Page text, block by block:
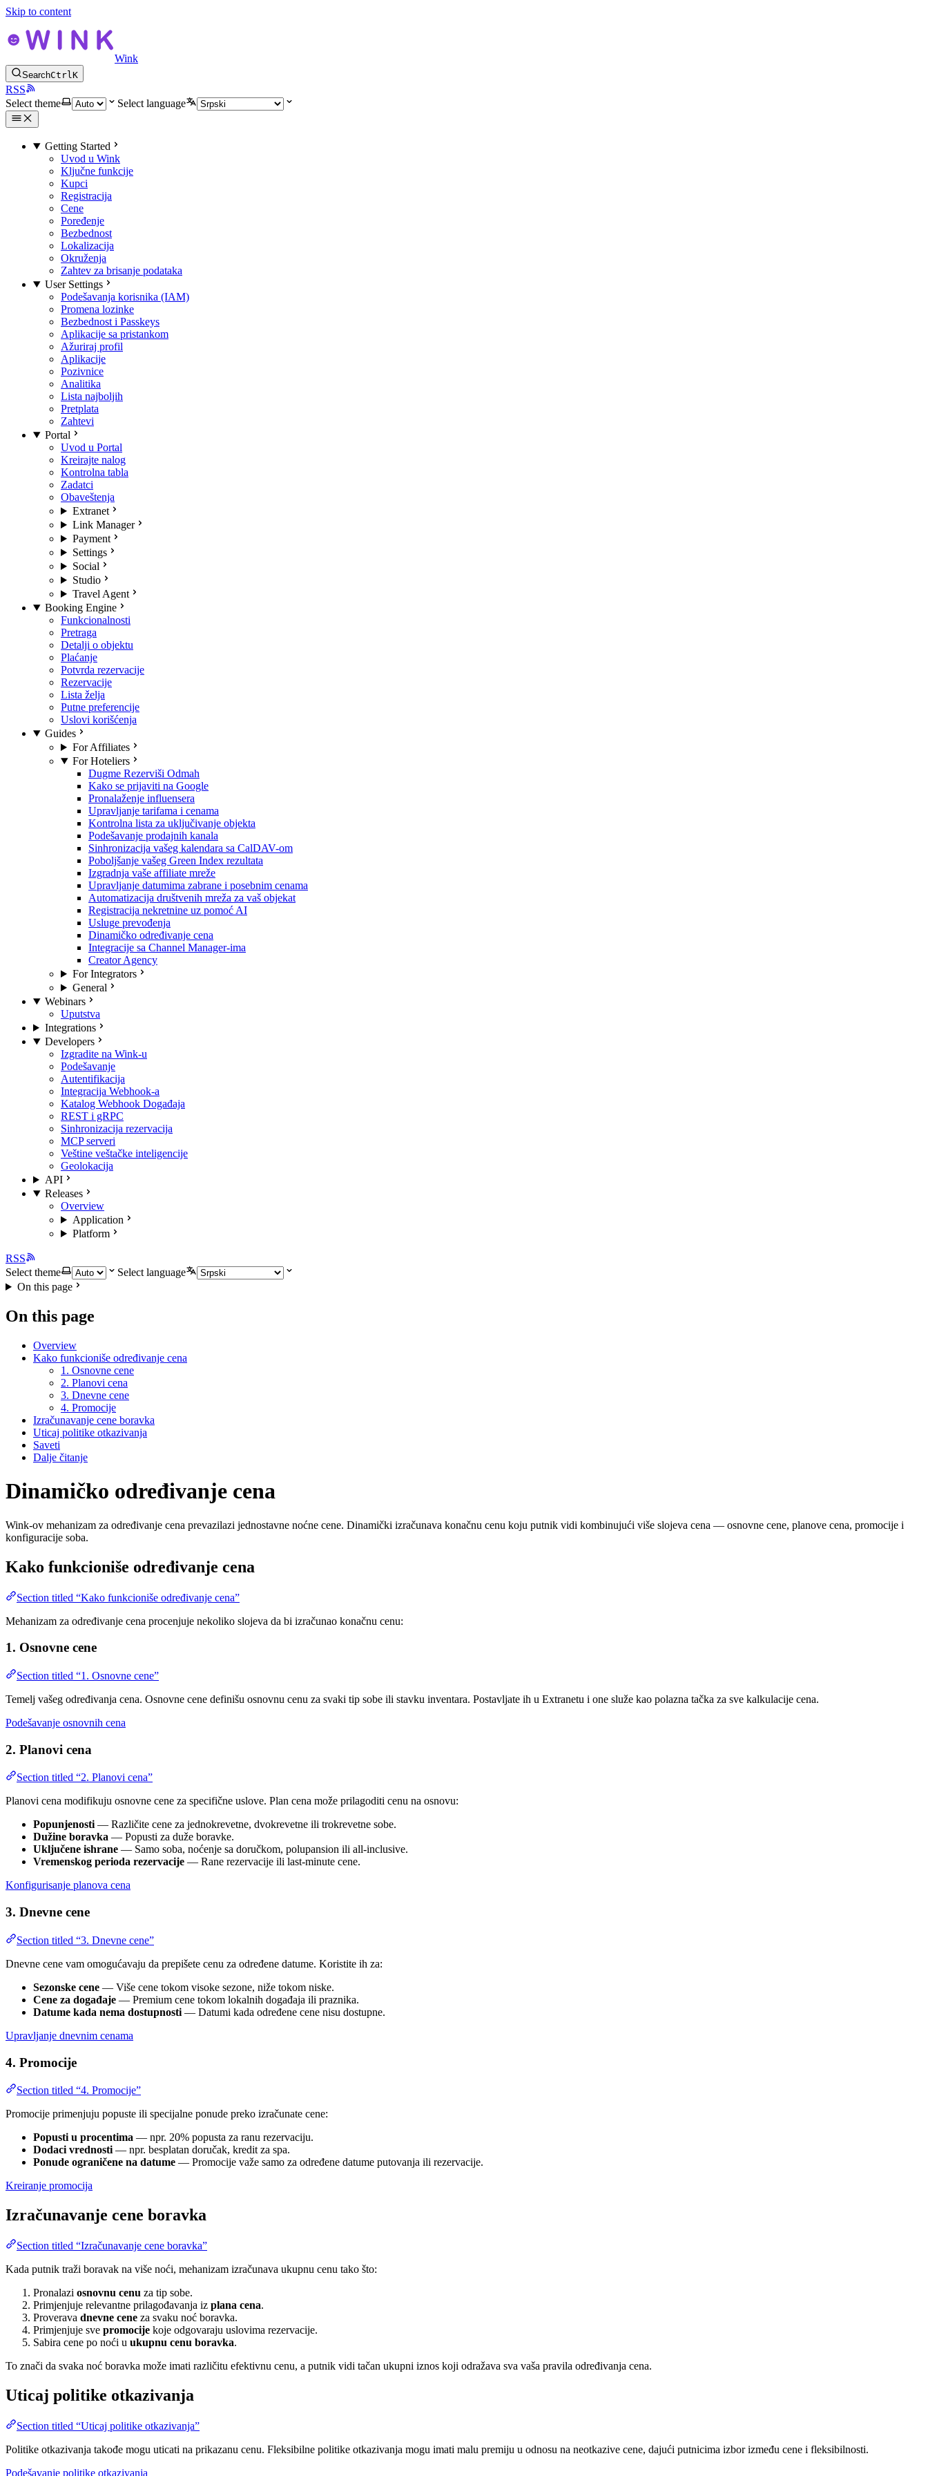
Skip to content
Wink
SearchCtrlK
RSS
Select theme
Select language
Getting Started
Uvod u Wink
Ključne funkcije
Kupci
Registracija
Cene
Poređenje
Bezbednost
Lokalizacija
Okruženja
Zahtev za brisanje podataka
User Settings
Podešavanja korisnika (IAM)
Promena lozinke
Bezbednost i Passkeys
Aplikacije sa pristankom
Ažuriraj profil
Aplikacije
Pozivnice
Analitika
Lista najboljih
Pretplata
Zahtevi
Portal
Uvod u Portal
Kreirajte nalog
Kontrolna tabla
Zadatci
Obaveštenja
Extranet
Link Manager
Payment
Settings
Social
Studio
Travel Agent
Booking Engine
Funkcionalnosti
Pretraga
Detalji o objektu
Plaćanje
Potvrda rezervacije
Rezervacije
Lista želja
Putne preferencije
Uslovi korišćenja
Guides
For Affiliates
For Hoteliers
Dugme Rezerviši Odmah
Kako se prijaviti na Google
Pronalaženje influensera
Upravljanje tarifama i cenama
Kontrolna lista za uključivanje objekta
Podešavanje prodajnih kanala
Sinhronizacija vašeg kalendara sa CalDAV-om
Poboljšanje vašeg Green Index rezultata
Izgradnja vaše affiliate mreže
Upravljanje datumima zabrane i posebnim cenama
Automatizacija društvenih mreža za vaš objekat
Registracija nekretnine uz pomoć AI
Usluge prevođenja
Dinamičko određivanje cena
Integracije sa Channel Manager-ima
Creator Agency
For Integrators
General
Webinars
Uputstva
Integrations
Developers
Izgradite na Wink-u
Podešavanje
Autentifikacija
Integracija Webhook-a
Katalog Webhook Događaja
REST i gRPC
Sinhronizacija rezervacija
MCP serveri
Veštine veštačke inteligencije
Geolokacija
API
Releases
Overview
Application
Platform
RSS
Select theme
Select language
On this page
On this page
Overview
Kako funkcioniše određivanje cena
1. Osnovne cene
2. Planovi cena
3. Dnevne cene
4. Promocije
Izračunavanje cene boravka
Uticaj politike otkazivanja
Saveti
Dalje čitanje
Dinamičko određivanje cena
Wink-ov mehanizam za određivanje cena prevazilazi jednostavne noćne cene. Dinamički izračunava konačnu cenu koju putnik vidi kombinujući više slojeva cena — osnovne cene, planove cena, promocije i
konfiguracije soba.
Kako funkcioniše određivanje cena
Section titled “Kako funkcioniše određivanje cena”
Mehanizam za određivanje cena procenjuje nekoliko slojeva da bi izračunao konačnu cenu:
1. Osnovne cene
Section titled “1. Osnovne cene”
Temelj vašeg određivanja cena. Osnovne cene definišu osnovnu cenu za svaki tip sobe ili stavku inventara. Postavljate ih u Extranetu i one služe kao polazna tačka za sve kalkulacije cena.
Podešavanje osnovnih cena
2. Planovi cena
Section titled “2. Planovi cena”
Planovi cena modifikuju osnovne cene za specifične uslove. Plan cena može prilagoditi cenu na osnovu:
Popunjenosti — Različite cene za jednokrevetne, dvokrevetne ili trokrevetne sobe.
Dužine boravka — Popusti za duže boravke.
Uključene ishrane — Samo soba, noćenje sa doručkom, polupansion ili all-inclusive.
Vremenskog perioda rezervacije — Rane rezervacije ili last-minute cene.
Konfigurisanje planova cena
3. Dnevne cene
Section titled “3. Dnevne cene”
Dnevne cene vam omogućavaju da prepišete cenu za određene datume. Koristite ih za:
Sezonske cene — Više cene tokom visoke sezone, niže tokom niske.
Cene za događaje — Premium cene tokom lokalnih događaja ili praznika.
Datume kada nema dostupnosti — Datumi kada određene cene nisu dostupne.
Upravljanje dnevnim cenama
4. Promocije
Section titled “4. Promocije”
Promocije primenjuju popuste ili specijalne ponude preko izračunate cene:
Popusti u procentima — npr. 20% popusta za ranu rezervaciju.
Dodaci vrednosti — npr. besplatan doručak, kredit za spa.
Ponude ograničene na datume — Promocije važe samo za određene datume putovanja ili rezervacije.
Kreiranje promocija
Izračunavanje cene boravka
Section titled “Izračunavanje cene boravka”
Kada putnik traži boravak na više noći, mehanizam izračunava ukupnu cenu tako što:
Pronalazi osnovnu cenu za tip sobe.
Primjenjuje relevantne prilagođavanja iz plana cena.
Proverava dnevne cene za svaku noć boravka.
Primjenjuje sve promocije koje odgovaraju uslovima rezervacije.
Sabira cene po noći u ukupnu cenu boravka.
To znači da svaka noć boravka može imati različitu efektivnu cenu, a putnik vidi tačan ukupni iznos koji odražava sva vaša pravila određivanja cena.
Uticaj politike otkazivanja
Section titled “Uticaj politike otkazivanja”
Politike otkazivanja takođe mogu uticati na prikazanu cenu. Fleksibilne politike otkazivanja mogu imati malu premiju u odnosu na neotkazive cene, dajući putnicima izbor između cene i fleksibilnosti.
Podešavanje politike otkazivanja